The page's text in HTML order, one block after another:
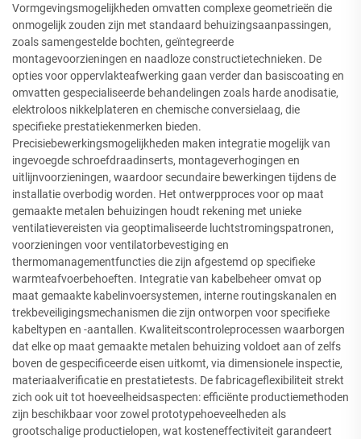
Vormgevingsmogelijkheden omvatten complexe geometrieën die
onmogelijk zouden zijn met standaard behuizingsaanpassingen,
zoals samengestelde bochten, geïntegreerde
montagevoorzieningen en naadloze constructietechnieken. De
opties voor oppervlakteafwerking gaan verder dan basiscoating en
omvatten gespecialiseerde behandelingen zoals harde anodisatie,
elektroloos nikkelplateren en chemische conversielaag, die
specifieke prestatiekenmerken bieden.
Precisiebewerkingsmogelijkheden maken integratie mogelijk van
ingevoegde schroefdraadinserts, montageverhogingen en
uitlijnvoorzieningen, waardoor secundaire bewerkingen tijdens de
installatie overbodig worden. Het ontwerpproces voor op maat
gemaakte metalen behuizingen houdt rekening met unieke
ventilatievereisten via geoptimaliseerde luchtstromingspatronen,
voorzieningen voor ventilatorbevestiging en
thermomanagementfuncties die zijn afgestemd op specifieke
warmteafvoerbehoeften. Integratie van kabelbeheer omvat op
maat gemaakte kabelinvoersystemen, interne routingskanalen en
trekbeveiligingsmechanismen die zijn ontworpen voor specifieke
kabeltypen en -aantallen. Kwaliteitscontroleprocessen waarborgen
dat elke op maat gemaakte metalen behuizing voldoet aan of zelfs
boven de gespecificeerde eisen uitkomt, via dimensionele inspectie,
materiaalverificatie en prestatietests. De fabricageflexibiliteit strekt
zich ook uit tot hoeveelheidsaspecten: efficiënte productiemethoden
zijn beschikbaar voor zowel prototypehoeveelheden als
grootschalige productielopen, wat kosteneffectiviteit garandeert